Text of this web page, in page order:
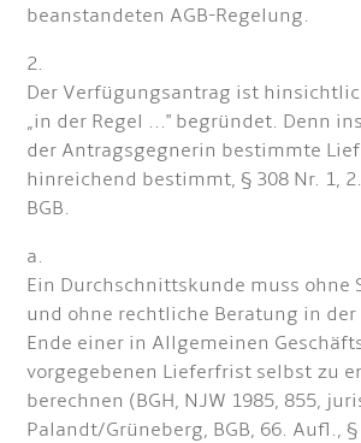
beanstandeten AGB-Regelung.
2.
Der Verfügungsantrag ist
„in der Regel ..." begründet. Denn
der Antragsgegnerin bestimmte
hinreichend bestimmt, § 308 Nr. 1,
BGB.
a.
Ein Durchschnittskunde muss ohne
und ohne rechtliche Beratung in der
Ende einer in Allgemeinen
vorgegebenen Lieferfrist selbst zu
berechnen (BGH, NJW 1985, 855,
Palandt/Grüneberg, BGB, 66. Aufl., §